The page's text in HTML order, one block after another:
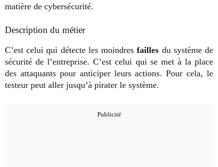
matière de cybersécurité.
Description du métier
C’est celui qui détecte les moindresfailles du système de
sécurité de l’entreprise. C’est celui qui se met à la place
des attaquants pour anticiper leurs actions. Pour cela, le
testeur peut aller jusqu’à pirater le système.